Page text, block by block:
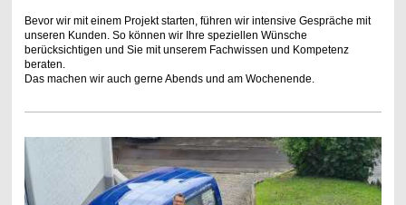
Bevor wir mit einem Projekt starten, führen wir intensive Gespräche mit
unseren Kunden. So können wir Ihre speziellen Wünsche
berücksichtigen und Sie mit unserem Fachwissen und Kompetenz
beraten.
Das machen wir auch gerne Abends und am Wochenende.